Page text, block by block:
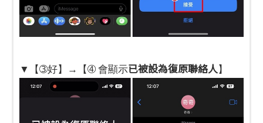
▼【➂好】→【➃ 會顯示已被設為復原聯絡人】